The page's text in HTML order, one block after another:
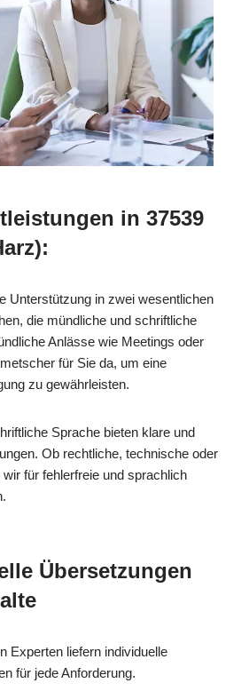
in 37539
Unterstützung in zwei wesentlichen
die mündliche und schriftliche
Anlässe wie Meetings oder
für Sie da, um eine
zu gewährleisten.
Sprache bieten klare und
Ob rechtliche, technische oder
für fehlerfreie und sprachlich
Übersetzungen
Experten liefern individuelle
für jede Anforderung.